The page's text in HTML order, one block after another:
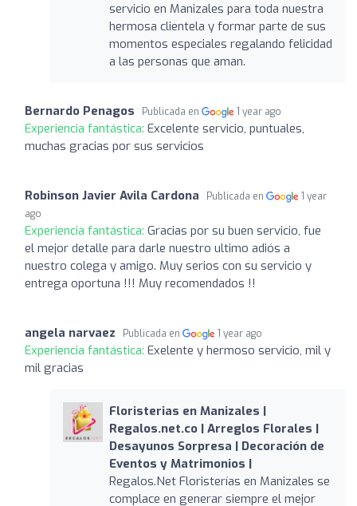
servicio en Manizales para toda nuestra
hermosa clientela y formar parte de sus
momentos especiales regalando felicidad
a las personas que aman.
Bernardo Penagos Publicada en 1 year ago
Experiencia fantástica: Excelente servicio, puntuales,
muchas gracias por sus servicios
Robinson Javier Avila Cardona Publicada en
1 year
ago
Experiencia fantástica: Gracias por su buen servicio, fue
el mejor detalle para darle nuestro ultimo adiós a
nuestro colega y amigo. Muy serios con su servicio y
entrega oportuna !!! Muy recomendados !!
angela narvaez Publicada en 1 year ago
Experiencia fantástica: Exelente y hermoso servicio, mil y
mil gracias
Floristerias en Manizales |
Regalos.net.co | Arreglos Florales |
Desayunos Sorpresa | Decoración de
Eventos y Matrimonios |
Regalos.Net Floristerías en Manizales se
complace en generar siempre el mejor